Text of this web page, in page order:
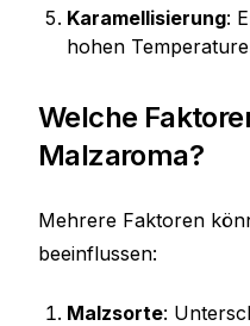
Karamellisierung:
hohen
Welche
Malzaroma?
Mehrere Faktoren
beeinflussen:
Malzsorte: